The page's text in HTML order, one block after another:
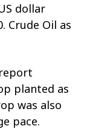
dollar
Crude Oil as
planted as
was also
pace.